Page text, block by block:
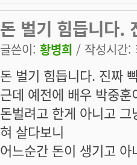
돈 벌기 힘듭니다.
글쓴이: 황병희 / 작성시간
돈 벌기 힘듭니다. 진짜
근데 예전에 배우 박중
돈벌려고 한게 아니고
혀 살다보니
어느순간 돈이 생기고